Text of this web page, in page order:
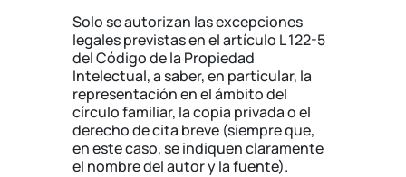
Solo se autorizan las excepciones
legales previstas en el artículo L 122-5
del Código de la Propiedad
Intelectual, a saber, en particular, la
representación en el ámbito del
círculo familiar, la copia privada o el
derecho de cita breve (siempre que,
en este caso, se indiquen claramente
el nombre del autor y la fuente).